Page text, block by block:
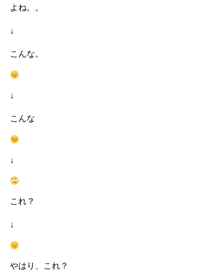
よね。。
↓
こんな。
↓
こんな
↓
これ？
↓
やはり、これ？